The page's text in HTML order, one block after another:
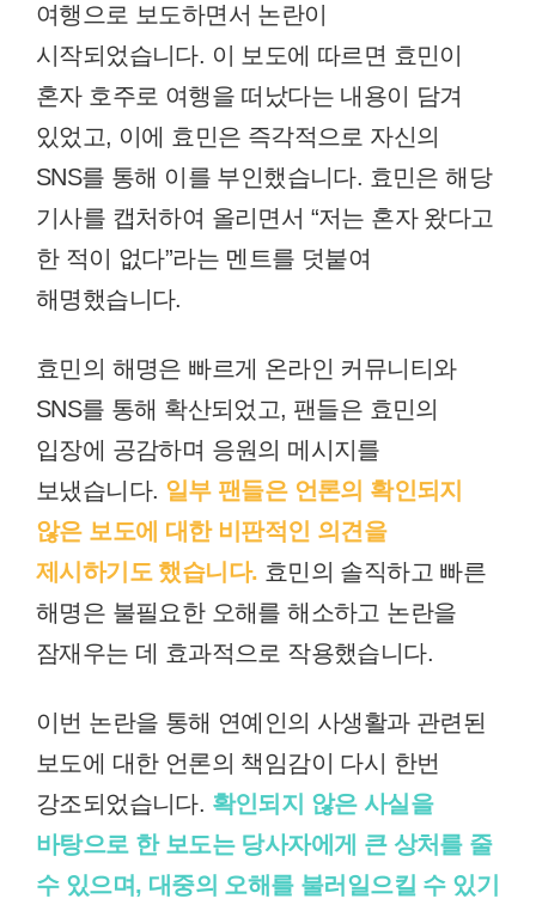
여행으로 보도하면서 논란이
시작되었습니다. 이 보도에 따르면 효민이
혼자 호주로 여행을 떠났다는 내용이 담겨
있었고, 이에 효민은 즉각적으로 자신의
SNS를 통해 이를 부인했습니다. 효민은 해당
기사를 캡처하여 올리면서 “저는 혼자 왔다고
한 적이 없다”라는 멘트를 덧붙여
해명했습니다.
효민의 해명은 빠르게 온라인 커뮤니티와
SNS를 통해 확산되었고, 팬들은 효민의
입장에 공감하며 응원의 메시지를
보냈습니다. 일부 팬들은 언론의 확인되지
않은 보도에 대한 비판적인 의견을
제시하기도 했습니다. 효민의 솔직하고 빠른
해명은 불필요한 오해를 해소하고 논란을
잠재우는 데 효과적으로 작용했습니다.
이번 논란을 통해 연예인의 사생활과 관련된
보도에 대한 언론의 책임감이 다시 한번
강조되었습니다. 확인되지 않은 사실을
바탕으로 한 보도는 당사자에게 큰 상처를 줄
수 있으며, 대중의 오해를 불러일으킬 수 있기